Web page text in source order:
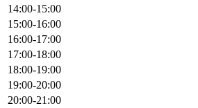
14:00-15:00
15:00-16:00
16:00-17:00
17:00-18:00
18:00-19:00
19:00-20:00
20:00-21:00